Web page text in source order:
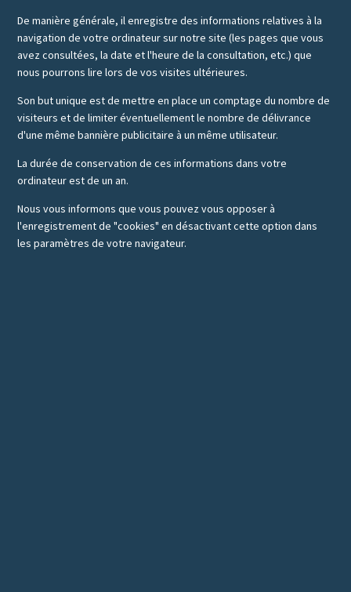
De manière générale, il enregistre des informations relatives à la
navigation de votre ordinateur sur notre site (les pages que vous
avez consultées, la date et l'heure de la consultation, etc.) que
nous pourrons lire lors de vos visites ultérieures.
Son but unique est de mettre en place un comptage du nombre de
visiteurs et de limiter éventuellement le nombre de délivrance
d'une même bannière publicitaire à un même utilisateur.
La durée de conservation de ces informations dans votre
ordinateur est de un an.
Nous vous informons que vous pouvez vous opposer à
l'enregistrement de "cookies" en désactivant cette option dans
les paramètres de votre navigateur.